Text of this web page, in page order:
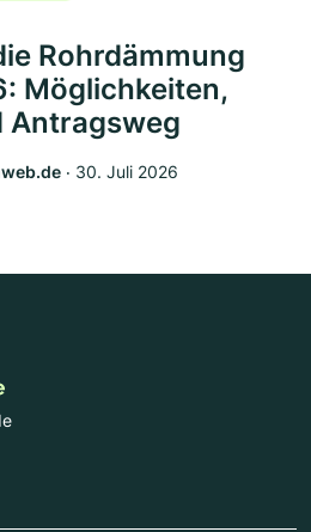
Rohrdämmung
Möglichkeiten,
Antragsweg
‧ 30. Juli 2026